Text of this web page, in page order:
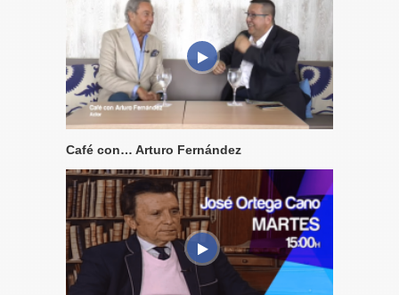
Café con… Arturo Fernández